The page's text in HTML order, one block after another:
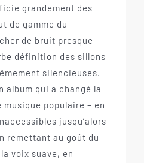
grandement des
de gamme du
de bruit presque
définition des sillons
silencieuses.
album qui a changé la
populaire – en
jusqu’alors
remettant au goût du
voix suave, en